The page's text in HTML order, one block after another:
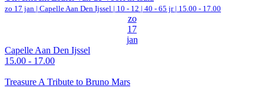
zo 17 jan | Capelle Aan Den Ijssel | 10 - 12 | 40 - 65 jr | 15.00 - 17.00
zo
17
jan
Capelle Aan Den Ijssel
15.00 - 17.00
Treasure A Tribute to Bruno Mars